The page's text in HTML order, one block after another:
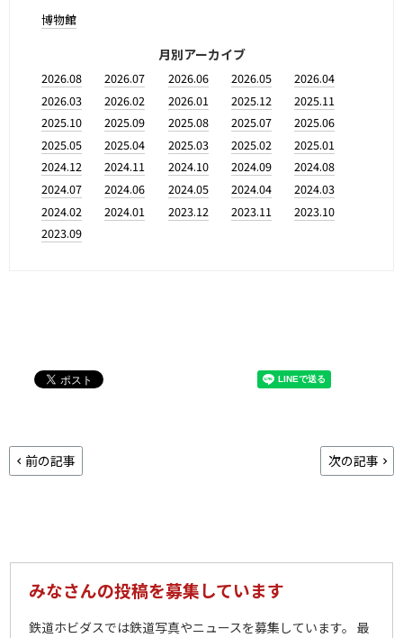
博物館
月別アーカイブ
2026.08 2026.07 2026.06 2026.05
2026.04
2026.03
2026.02 2026.01 2025.12
2025.11
2025.10
2025.09 2025.08 2025.07
2025.06
2025.05
2025.04 2025.03 2025.02
2025.01
2024.12
2024.11 2024.10 2024.09
2024.08
2024.07
2024.06 2024.05 2024.04
2024.03
2024.02
2024.01 2023.12 2023.11
2023.10
2023.09
前の記事 次の記事
みなさんの投稿を募集しています
鉄道ホビダスでは鉄道写真やニュースを募集しています。 最